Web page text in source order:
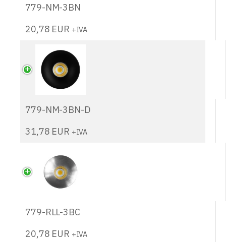
779-NM-3BN
20,78 EUR +IVA
779-NM-3BN-D
31,78 EUR +IVA
779-RLL-3BC
20,78 EUR +IVA